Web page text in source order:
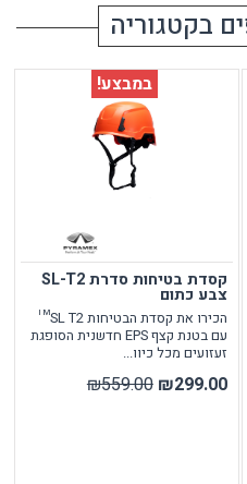
בקטגוריה
במבצע!
קסדת בטיחות סדרת SL-T2
צבע כתום
הכירו את קסדת הבטיחות SL T2™
עם בטנת קצף EPS חדשנית הסופגת
זעזועים מכל כיוו...
₪299.00
₪559.00